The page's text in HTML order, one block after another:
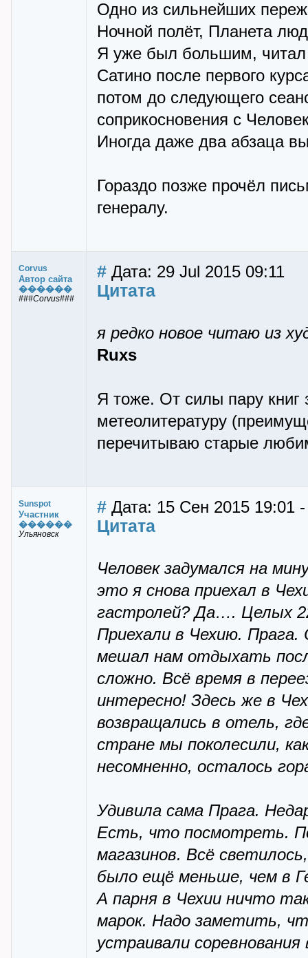
Одно из сильнейших
Ночной полёт, Планета
Я уже был большим, читал
Сатино после первого
потом до следующего
соприкосновения с
Иногда даже два абзаца
Гораздо позже прочёл
генералу.
Corvus
Автор сайта
������
###Corvus###
# Дата: 29 Jul 2015 09:11
Цитата
я редко новое читаю из
Ruxs
Я тоже. От силы пару
метеолитературу
перечитываю старые
Sunspot
Участник
������
Ульяновск
# Дата: 15 Сен 2015 19:01
Цитата
Человек задумался на
это я снова приехал в
гастролей? Да…. Целых
Приехали в Чехию. Прага.
мешал нам отдыхать
сложно. Всё время в
интересно! Здесь же в
возвращались в отель,
стране мы поколесили,
несомненно, осталось
Удивила сама Прага.
Есть, что посмотреть.
магазинов. Всё
было ещё меньше, чем в
А парня в Чехии ничто
марок. Надо заметить,
устраивали